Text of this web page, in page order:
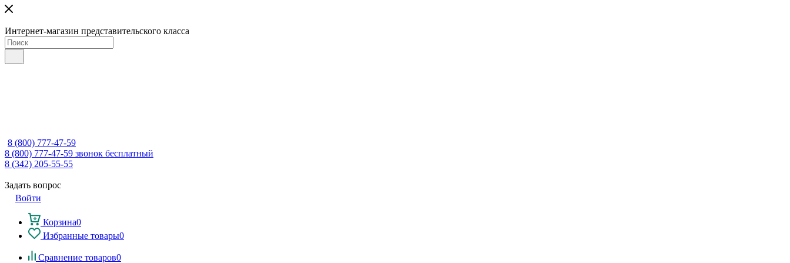
Интернет-магазин представительского класса
8 (800) 777-47-59
8 (800) 777-47-59 звонок бесплатный
8 (342) 205-55-55
Задать вопрос
Войти
Корзина0
Избранные товары0
Сравнение товаров0